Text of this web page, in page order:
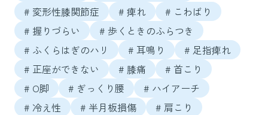
# 変形性膝関節症
# 痺れ
# こわばり
# 握りづらい
# 歩くときのふらつき
# ふくらはぎのハリ
# 耳鳴り
# 足指痺れ
# 正座ができない
# 膝痛
# 首こり
# O脚
# ぎっくり腰
# ハイアーチ
# 冷え性
# 半月板損傷
# 肩こり